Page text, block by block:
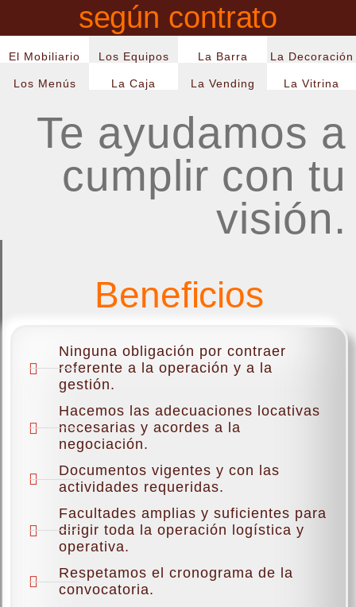
según contrato
El Mobiliario Los Equipos La Barra La Decoración
Los Menús La Caja La Vending La Vitrina
Te ayudamos a
cumplir con tu
visión.
Beneficios
Ninguna obligación por contraer
referente a la operación y a la
gestión.
Hacemos las adecuaciones locativas
necesarias y acordes a la
negociación.
Documentos vigentes y con las
actividades requeridas.
Facultades amplias y suficientes para
dirigir toda la operación logística y
operativa.
Respetamos el cronograma de la
convocatoria.